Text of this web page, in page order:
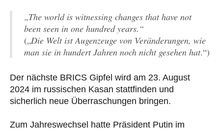
„The world is witnessing changes that have not
been seen in one hundred years.“
(„Die Welt ist Augenzeuge von Veränderungen, wie
man sie in hundert Jahren noch nicht gesehen hat.“)
Der nächste BRICS Gipfel wird am 23. August
2024 im russischen Kasan stattfinden und
sicherlich neue Überraschungen bringen.
Zum Jahreswechsel hatte Präsident Putin im